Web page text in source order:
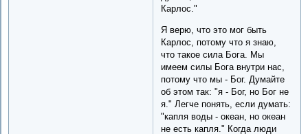
Карлос."
Я верю, что это мог быть
Карлос, потому что я знаю,
что такое сила Бога. Мы
имеем силы Бога внутри нас,
потому что мы - Бог. Думайте
об этом так: "я - Бог, но Бог не
я." Легче понять, если думать:
"капля воды - океан, но океан
не есть капля." Когда люди